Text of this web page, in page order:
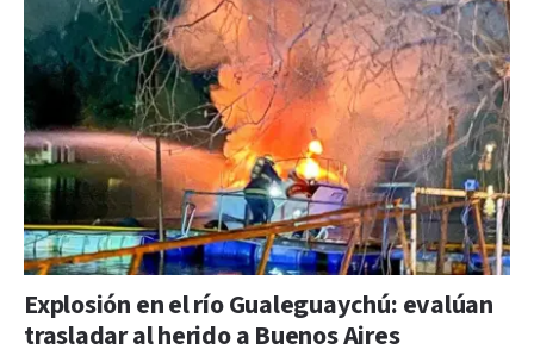
Explosión en el río Gualeguaychú: evalúan
trasladar al herido a Buenos Aires